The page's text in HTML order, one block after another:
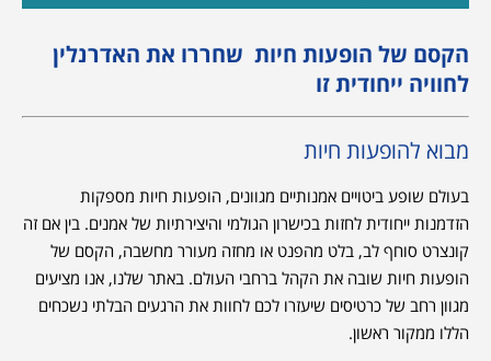
הקסם של הופעות חיות שחררו את האדרנלין
לחוויה ייחודית זו
מבוא להופעות חיות
בעולם שופע ביטויים אמנותיים מגוונים, הופעות חיות מספקות
הזדמנות ייחודית לחזות בכישרון הגולמי והיצירתיות של אמנים. בין אם זה
קונצרט סוחף לב, בלט מהפנט או מחזה מעורר מחשבה, הקסם של
הופעות חיות שובה את הקהל ברחבי העולם. באתר שלנו, אנו מציעים
מגוון רחב של כרטיסים שיעזרו לכם לחוות את הרגעים הבלתי נשכחים
הללו ממקור ראשון.